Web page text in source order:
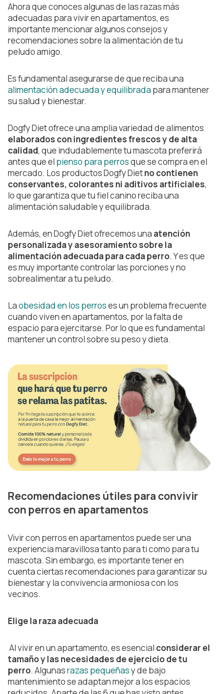
Ahora que conoces algunas de las razas más
adecuadas para vivir en apartamentos, es
importante mencionar algunos consejos y
recomendaciones sobre la alimentación de tu
peludo amigo.
Es fundamental asegurarse de que reciba una
alimentación adecuada y equilibrada para mantener
su salud y bienestar.
Dogfy Diet ofrece una amplia variedad de alimentos
elaborados con ingredientes frescos y de alta
calidad, que indudablemente tu mascota preferirá
antes que el pienso para perrosque se compra en el
mercado. Los productos Dogfy Dietno contienen
conservantes, colorantes ni aditivos artificiales,
lo que garantiza que tu fiel canino reciba una
alimentación saludable y equilibrada.
Además, en Dogfy Diet ofrecemos una atención
personalizada y asesoramiento sobre la
alimentación adecuada para cada perro. Y es que
es muy importante controlar las porciones y no
sobrealimentar a tu peludo.
Laobesidad en los perroses un problema frecuente
cuando viven en apartamentos, por la falta de
espacio para ejercitarse. Por lo que es fundamental
mantener un control sobre su peso y dieta.
Recomendaciones útiles para convivir
con perros en apartamentos
Vivir con perros en apartamentos puede ser una
experiencia maravillosa tanto para ti como para tu
mascota. Sin embargo, es importante tener en
cuenta ciertas recomendaciones para garantizar su
bienestar y la convivencia armoniosa con los
vecinos.
Elige la raza adecuada
Al vivir en un apartamento, es esencial considerar el
tamaño y las necesidades de ejercicio de tu
perro. Algunasrazas pequeñasy de bajo
mantenimiento se adaptan mejor a los espacios